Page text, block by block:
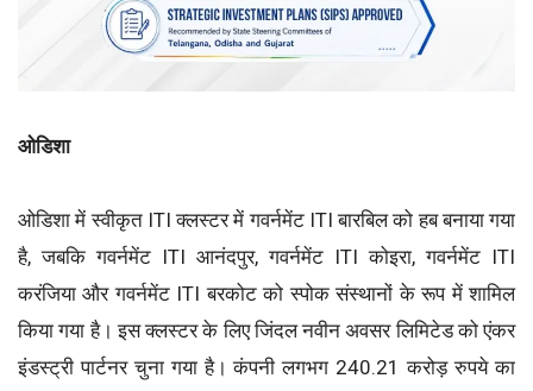
ओडिशा
ओडिशा में स्वीकृत ITI क्लस्टर में गवर्नमेंट ITI बारबिल को हब बनाया गया
है, जबकि गवर्नमेंट ITI आनंदपुर, गवर्नमेंट ITI कोइरा, गवर्नमेंट ITI
करंजिया और गवर्नमेंट ITI बरकोट को स्पोक संस्थानों के रूप में शामिल
किया गया है। इस क्लस्टर के लिए जिंदल नवीन अवसर लिमिटेड को एंकर
इंडस्ट्री पार्टनर चुना गया है। कंपनी लगभग 240.21 करोड़ रुपये का